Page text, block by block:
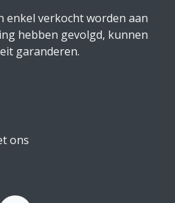
enkel verkocht worden aan
hebben gevolgd, kunnen
garanderen.
ons